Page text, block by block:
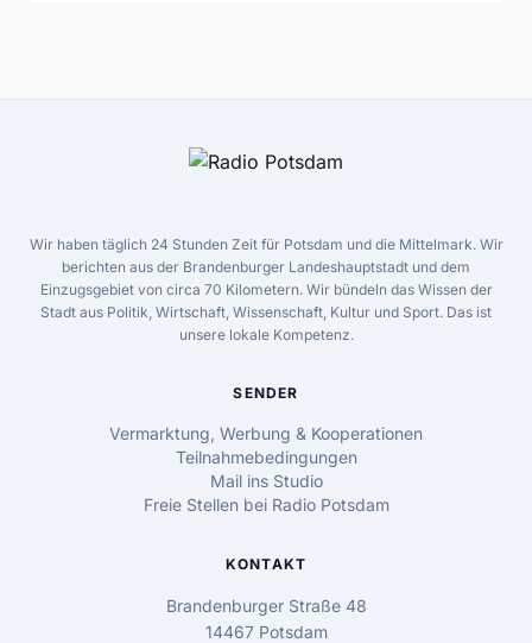
Wir haben täglich 24 Stunden Zeit für Potsdam und die Mittelmark. Wir
berichten aus der Brandenburger Landeshauptstadt und dem
Einzugsgebiet von circa 70 Kilometern. Wir bündeln das Wissen der
Stadt aus Politik, Wirtschaft, Wissenschaft, Kultur und Sport. Das ist
unsere lokale Kompetenz.
SENDER
Vermarktung, Werbung & Kooperationen
Teilnahmebedingungen
Mail ins Studio
Freie Stellen bei Radio Potsdam
KONTAKT
Brandenburger Straße 48
14467 Potsdam